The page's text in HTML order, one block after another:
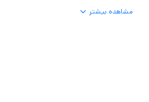
مشاهده بیشتر